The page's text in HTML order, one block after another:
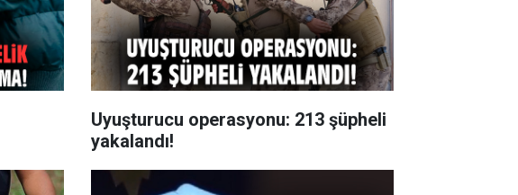
Uyuşturucu operasyonu: 213 şüpheli
yakalandı!